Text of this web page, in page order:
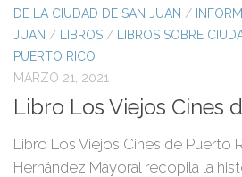
DE LA CIUDAD DE SAN JUAN /
JUAN / LIBROS / LIBROS SOBRE
PUERTO RICO
MARZO 21, 2021
Libro Los Viejos Cines
Libro Los Viejos Cines de Puerto
Hernández Mayoral recopila la